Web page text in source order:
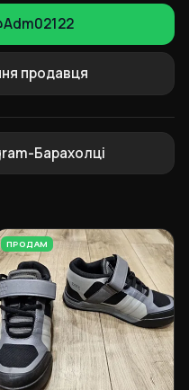
продавця
Барахолці
ПРОДАМ